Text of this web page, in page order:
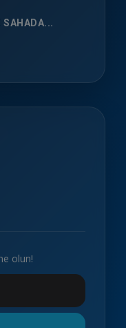
SAHADA...
olun!